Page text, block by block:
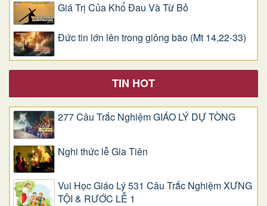
Giá Trị Của Khổ Ðau Và Từ Bỏ
Đức tin lớn lên trong giông bão (Mt 14,22-33)
TIN HOT
277 Câu Trắc Nghiệm GIÁO LÝ DỰ TÒNG
Nghi thức lễ Gia Tiên
Vui Học Giáo Lý 531 Câu Trắc Nghiệm XƯNG
TỘI & RƯỚC LỄ 1